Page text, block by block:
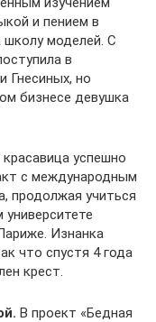
и пением в
моделей. С
в
Гнесиных, но
бизнесе девушка
успешно
с международным
продолжая учиться
Изнанка
что спустя 4 года
крест.
В проект «Бедная